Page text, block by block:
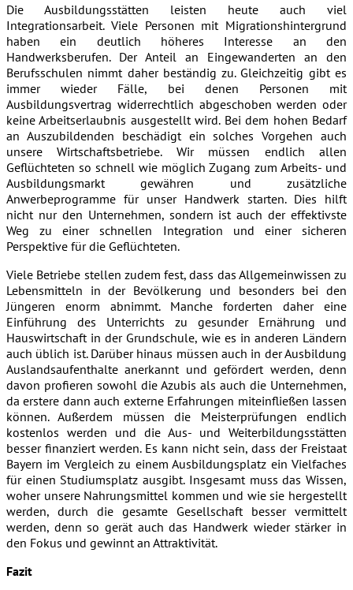
Die Ausbildungsstätten leisten heute auch viel
Integrationsarbeit. Viele Personen mit Migrationshintergrund
haben ein deutlich höheres Interesse an den
Handwerksberufen. Der Anteil an Eingewanderten an den
Berufsschulen nimmt daher beständig zu. Gleichzeitig gibt es
immer wieder Fälle, bei denen Personen mit
Ausbildungsvertrag widerrechtlich abgeschoben werden oder
keine Arbeitserlaubnis ausgestellt wird. Bei dem hohen Bedarf
an Auszubildenden beschädigt ein solches Vorgehen auch
unsere Wirtschaftsbetriebe. Wir müssen endlich allen
Geflüchteten so schnell wie möglich Zugang zum Arbeits- und
Ausbildungsmarkt gewähren und zusätzliche
Anwerbeprogramme für unser Handwerk starten. Dies hilft
nicht nur den Unternehmen, sondern ist auch der effektivste
Weg zu einer schnellen Integration und einer sicheren
Perspektive für die Geflüchteten.
Viele Betriebe stellen zudem fest, dass das Allgemeinwissen zu
Lebensmitteln in der Bevölkerung und besonders bei den
Jüngeren enorm abnimmt. Manche forderten daher eine
Einführung des Unterrichts zu gesunder Ernährung und
Hauswirtschaft in der Grundschule, wie es in anderen Ländern
auch üblich ist. Darüber hinaus müssen auch in der Ausbildung
Auslandsaufenthalte anerkannt und gefördert werden, denn
davon profieren sowohl die Azubis als auch die Unternehmen,
da erstere dann auch externe Erfahrungen miteinfließen lassen
können. Außerdem müssen die Meisterprüfungen endlich
kostenlos werden und die Aus- und Weiterbildungsstätten
besser finanziert werden. Es kann nicht sein, dass der Freistaat
Bayern im Vergleich zu einem Ausbildungsplatz ein Vielfaches
für einen Studiumsplatz ausgibt. Insgesamt muss das Wissen,
woher unsere Nahrungsmittel kommen und wie sie hergestellt
werden, durch die gesamte Gesellschaft besser vermittelt
werden, denn so gerät auch das Handwerk wieder stärker in
den Fokus und gewinnt an Attraktivität.
Fazit